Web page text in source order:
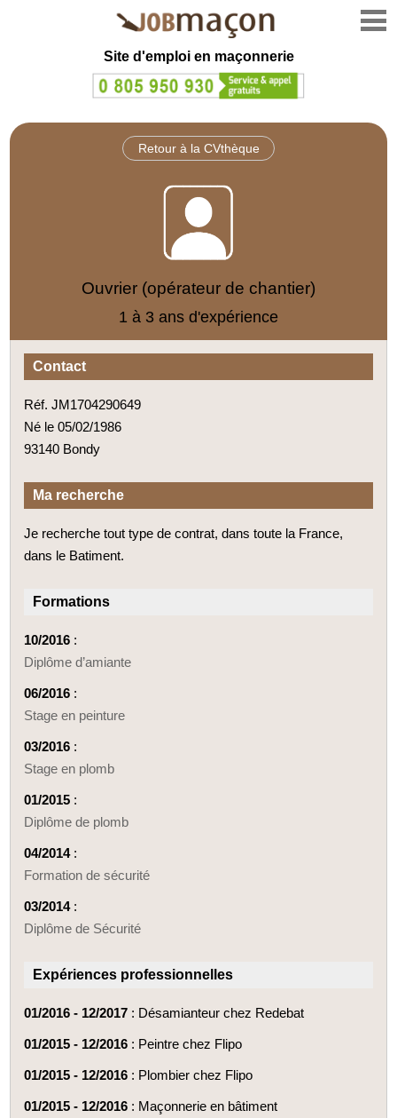
Site d'emploi en maçonnerie
Retour à la CVthèque
Ouvrier (opérateur de chantier)
1 à 3 ans d'expérience
Contact
Réf. JM1704290649
Né le 05/02/1986
93140 Bondy
Ma recherche
Je recherche tout type de contrat, dans toute la France,
dans le Batiment.
Formations
10/2016 :
Diplôme d’amiante
06/2016 :
Stage en peinture
03/2016 :
Stage en plomb
01/2015 :
Diplôme de plomb
04/2014:
Formation de sécurité
03/2014:
Diplôme de Sécurité
Expériences professionnelles
01/2016 - 12/2017 : Désamianteur chez Redebat
01/2015 - 12/2016 : Peintre chez Flipo
01/2015 - 12/2016 : Plombier chez Flipo
01/2015 - 12/2016 : Maçonnerie en bâtiment